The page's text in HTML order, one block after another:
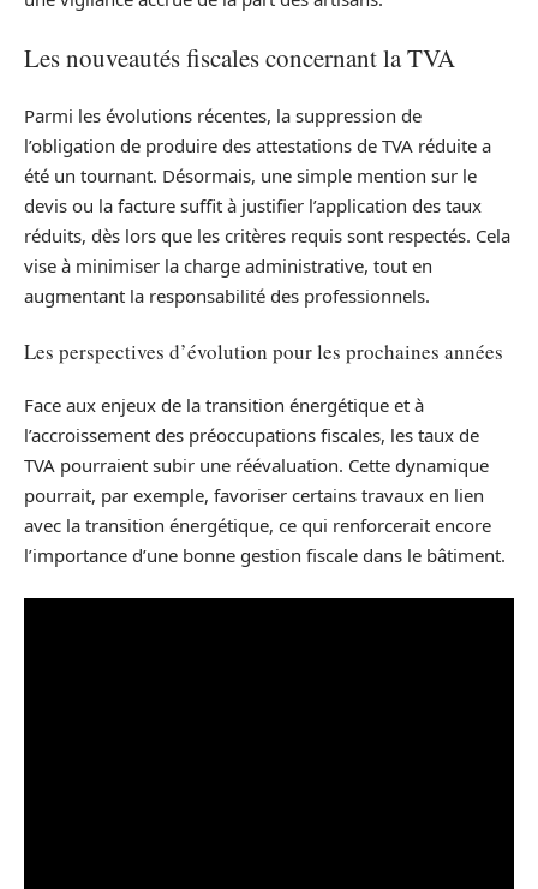
Les nouveautés fiscales concernant la TVA
Parmi les évolutions récentes, la suppression de
l’obligation de produire des attestations de TVA réduite a
été un tournant. Désormais, une simple mention sur le
devis ou la facture suffit à justifier l’application des taux
réduits, dès lors que les critères requis sont respectés. Cela
vise à minimiser la charge administrative, tout en
augmentant la responsabilité des professionnels.
Les perspectives d’évolution pour les prochaines années
Face aux enjeux de la transition énergétique et à
l’accroissement des préoccupations fiscales, les taux de
TVA pourraient subir une réévaluation. Cette dynamique
pourrait, par exemple, favoriser certains travaux en lien
avec la transition énergétique, ce qui renforcerait encore
l’importance d’une bonne gestion fiscale dans le bâtiment.